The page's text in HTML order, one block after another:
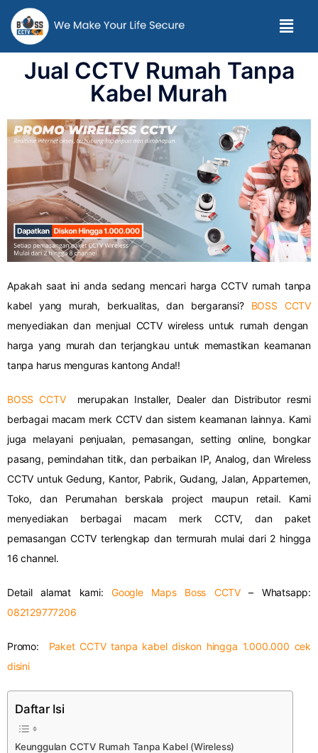
Jual CCTV Rumah Tanpa
Kabel Murah
Apakah saat ini anda sedang mencari harga CCTV rumah tanpa
kabel yang murah, berkualitas, dan bergaransi? BOSS CCTV
menyediakan dan menjual CCTV wireless untuk rumah dengan
harga yang murah dan terjangkau untuk memastikan keamanan
tanpa harus menguras kantong Anda!!
BOSS CCTVmerupakan Installer, Dealer dan Distributor resmi
berbagai macam merk CCTV dan sistem keamanan lainnya. Kami
juga melayani penjualan, pemasangan, setting online, bongkar
pasang, pemindahan titik, dan perbaikan IP, Analog, dan Wireless
CCTV untuk Gedung, Kantor, Pabrik, Gudang, Jalan, Appartemen,
Toko, dan Perumahan berskala project maupun retail. Kami
menyediakan berbagai macam merk CCTV, dan paket
pemasangan CCTV terlengkap dan termurah mulai dari 2 hingga
16 channel.
Detail alamat kami:Google Maps Boss CCTV– Whatsapp:
082129777206
Promo: Paket CCTV tanpa kabel diskon hingga 1.000.000 cek
disini
Daftar Isi
Keunggulan CCTV Rumah Tanpa Kabel (Wireless)